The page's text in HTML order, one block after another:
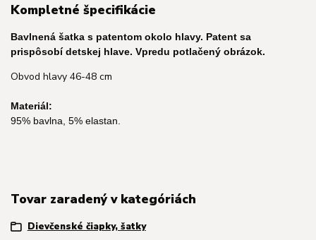
Kompletné špecifikácie
Bavlnená šatka s patentom okolo hlavy. Patent sa
prispôsobí detskej hlave. Vpredu potlačený obrázok.
Obvod hlavy 46-48 cm
Materiál:
95% bavlna, 5% elastan.
Tovar zaradený v kategóriách
Dievčenské čiapky, šatky